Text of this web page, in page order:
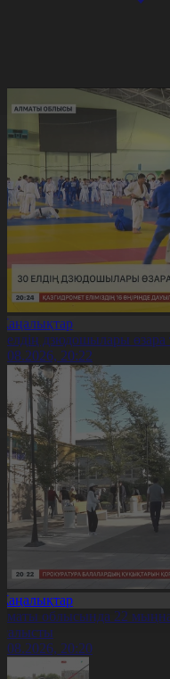
елдің дзюдошылары
20:22
облысында 22
20:20